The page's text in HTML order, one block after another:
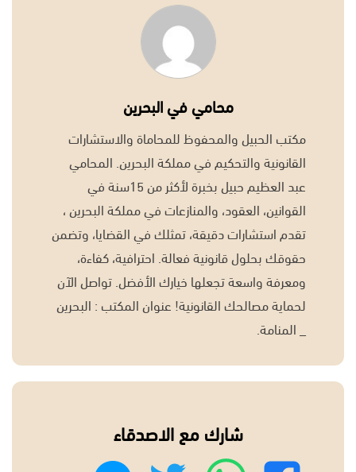
محامي في البحرين
مكتب الحبيل والمحفوظ للمحاماة والاستشارات
القانونية والتحكيم في مملكة البحرين. المحامي
عبد العظيم حبيل بخبرة لأكثر من 15سنة في
القوانين، العقود، والمنازعات في مملكة البحرين ،
تقدم استشارات دقيقة، تمثلك في القضايا، وتضمن
حقوقك بحلول قانونية فعالة. احترافية، كفاءة،
ومعرفة واسعة تجعلها خيارك الأفضل. تواصل الآن
لحماية مصالحك القانونية! عنوان المكتب : البحرين
_ المنامة.
شارك مع الاصدقاء